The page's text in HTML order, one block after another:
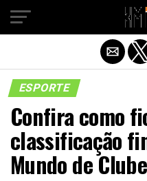
ESPORTE
Confira como
classificação
Mundo de
Sair da